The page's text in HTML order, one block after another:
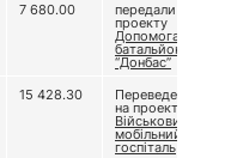
7 680.00 передали
проекту
Допомога
батальйону
“Донбас”
15 428.30 Переведено
на проект
Військовий
мобільний
госпіталь